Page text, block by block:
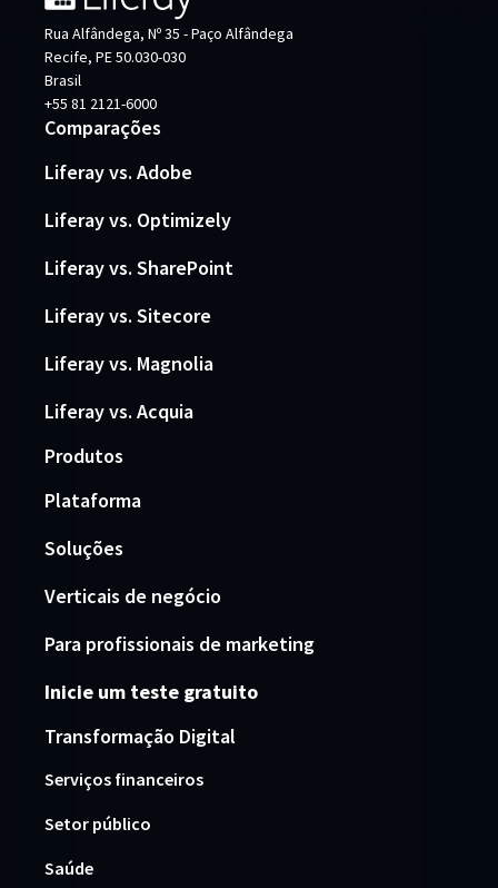
Rua Alfândega, Nº 35 - Paço Alfândega
Recife, PE 50.030-030
Brasil
+55 81 2121-6000
Comparações
Liferay vs. Adobe
Liferay vs. Optimizely
Liferay vs. SharePoint
Liferay vs. Sitecore
Liferay vs. Magnolia
Liferay vs. Acquia
Produtos
Plataforma
Soluções
Verticais de negócio
Para profissionais de marketing
Inicie um teste gratuito
Transformação Digital
Serviços financeiros
Setor público
Saúde